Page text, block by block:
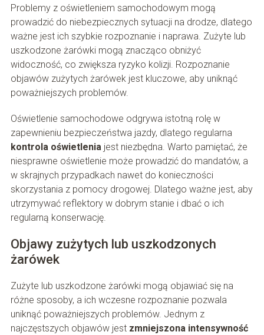
Problemy z oświetleniem samochodowym mogą
prowadzić do niebezpiecznych sytuacji na drodze, dlatego
ważne jest ich szybkie rozpoznanie i naprawa. Zużyte lub
uszkodzone żarówki mogą znacząco obniżyć
widoczność, co zwiększa ryzyko kolizji. Rozpoznanie
objawów zużytych żarówek jest kluczowe, aby uniknąć
poważniejszych problemów.
Oświetlenie samochodowe odgrywa istotną rolę w
zapewnieniu bezpieczeństwa jazdy, dlatego regularna
kontrola oświetleniajest niezbędna. Warto pamiętać, że
niesprawne oświetlenie może prowadzić do mandatów, a
w skrajnych przypadkach nawet do konieczności
skorzystania z pomocy drogowej. Dlatego ważne jest, aby
utrzymywać reflektory w dobrym stanie i dbać o ich
regularną konserwację.
Objawy zużytych lub uszkodzonych
żarówek
Zużyte lub uszkodzone żarówki mogą objawiać się na
różne sposoby, a ich wczesne rozpoznanie pozwala
uniknąć poważniejszych problemów. Jednym z
najczęstszych objawów jest zmniejszona intensywność